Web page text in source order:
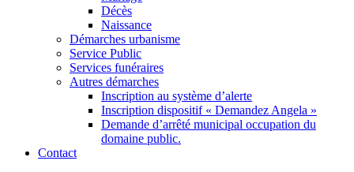
Décès
Naissance
Démarches urbanisme
Service Public
Services funéraires
Autres démarches
Inscription au système d’alerte
Inscription dispositif « Demandez Angela »
Demande d’arrêté municipal occupation du
domaine public.
Contact